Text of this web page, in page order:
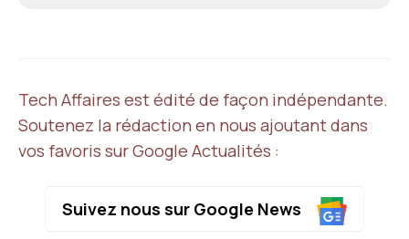
Tech Affaires est édité de façon indépendante.
Soutenez la rédaction en nous ajoutant dans
vos favoris sur Google Actualités :
Suivez nous sur Google News